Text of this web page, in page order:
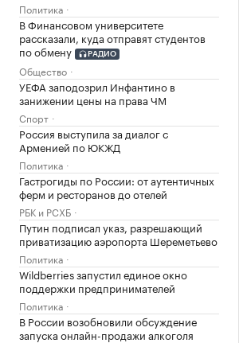
Политика
В Финансовом университете
рассказали, куда отправят студентов
по обмену
РАДИО
Общество
УЕФА заподозрил Инфантино в
занижении цены на права ЧМ
Спорт
Россия выступила за диалог с
Арменией по ЮКЖД
Политика
Гастрогиды по России: от аутентичных
ферм и ресторанов до отелей
РБК и РСХБ
Путин подписал указ, разрешающий
приватизацию аэропорта Шереметьево
Политика
Wildberries запустил единое окно
поддержки предпринимателей
Политика
В России возобновили обсуждение
запуска онлайн-продажи алкоголя